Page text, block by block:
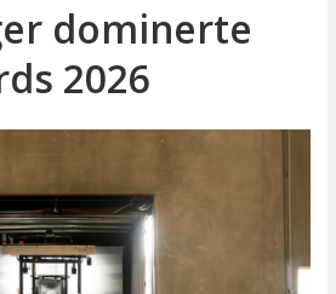
dominerte
2026